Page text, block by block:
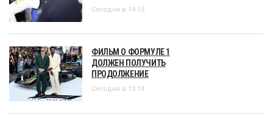
Сегодня в 14:15
ФИЛЬМ О ФОРМУЛЕ 1
ДОЛЖЕН ПОЛУЧИТЬ
ПРОДОЛЖЕНИЕ
Сегодня в 13:14